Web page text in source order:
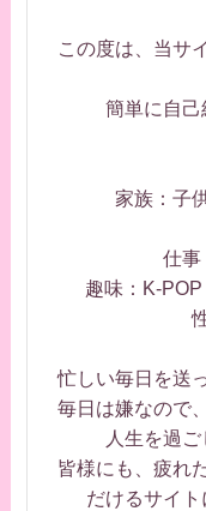
この度は、当サ
簡単に自己
家族：子
仕
趣味：K-
忙しい毎日を送
毎日は嫌なので
人生を過
皆様にも、疲れ
だけるサイト